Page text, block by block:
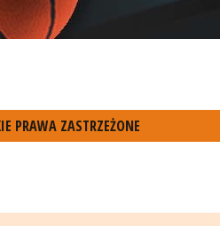
PRAWA ZASTRZEŻONE